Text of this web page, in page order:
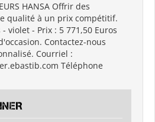
HANSA Offrir des
qualité à un prix compétitif.
violet - Prix ​​: 5 771,50 Euros
Contactez-nous
Courriel :
Téléphone